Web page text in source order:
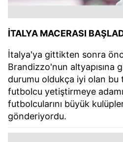
İTALYA MACERASI
İtalya'ya gittikten sonra
Brandizzo'nun altyapısına
durumu oldukça iyi olan bu
futbolcu yetiştirmeye
futbolcularını büyük
gönderiyordu.